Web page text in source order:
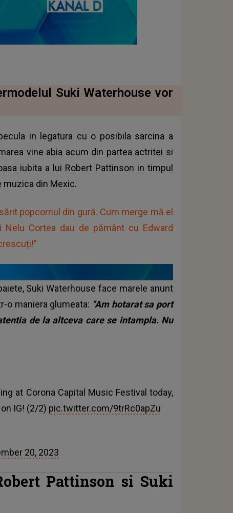
Suki Waterhouse vor
in legatura cu o posibila sarcina a
vine abia acum din partea actritei si
iubita a lui Robert Pattinson in timpul
din Mexic.
popcornul din gură. Cum merge mă el
Nelu Cortea dau de pământ cu Edward
Suki Waterhouse face marele anunt
o maniera glumeata: "Am hotarat sa port
de la altceva care se intampla. Nu
at Corona Capital Music Festival today,
IG! (2/2) pic.twitter.com/9trRc0apZu
20, 2023
Pattinson si Suki